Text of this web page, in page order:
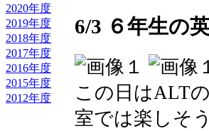
2020年度
2019年度
2018年度
2017年度
2016年度
2015年度
2012年度
6/3 ６年生の
この日はALT
室では楽しそ